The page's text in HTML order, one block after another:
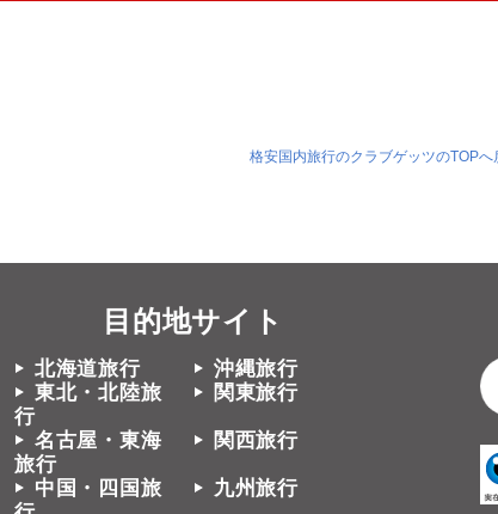
格安国内旅行のクラブゲッツのTOPへ
目的地サイト
北海道旅行
沖縄旅行
東北・北陸旅
行
関東旅行
名古屋・東海
旅行
関西旅行
中国・四国旅
九州旅行